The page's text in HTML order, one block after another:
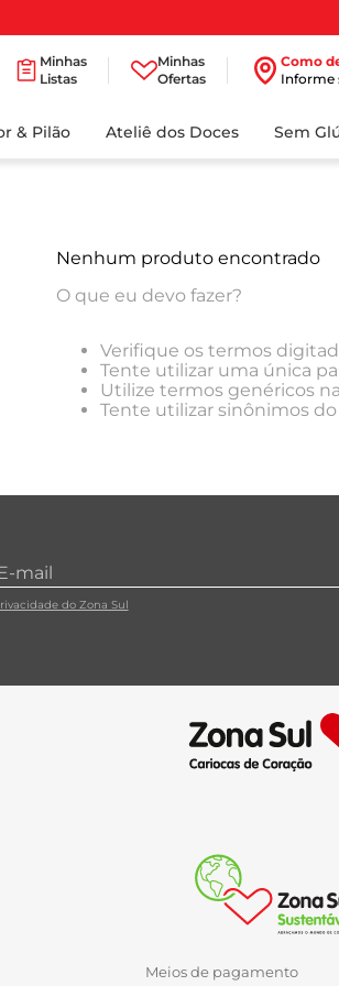
Minhas
Listas
Minhas
Ofertas
Como
Informe
& Pilão Ateliê dos Doces Sem
Nenhum produto encontrado
O que eu devo fazer?
Verifique os termos
Tente utilizar uma única
Utilize termos genéricos
Tente utilizar sinônimos
do Zona Sul
Meios de pagamento